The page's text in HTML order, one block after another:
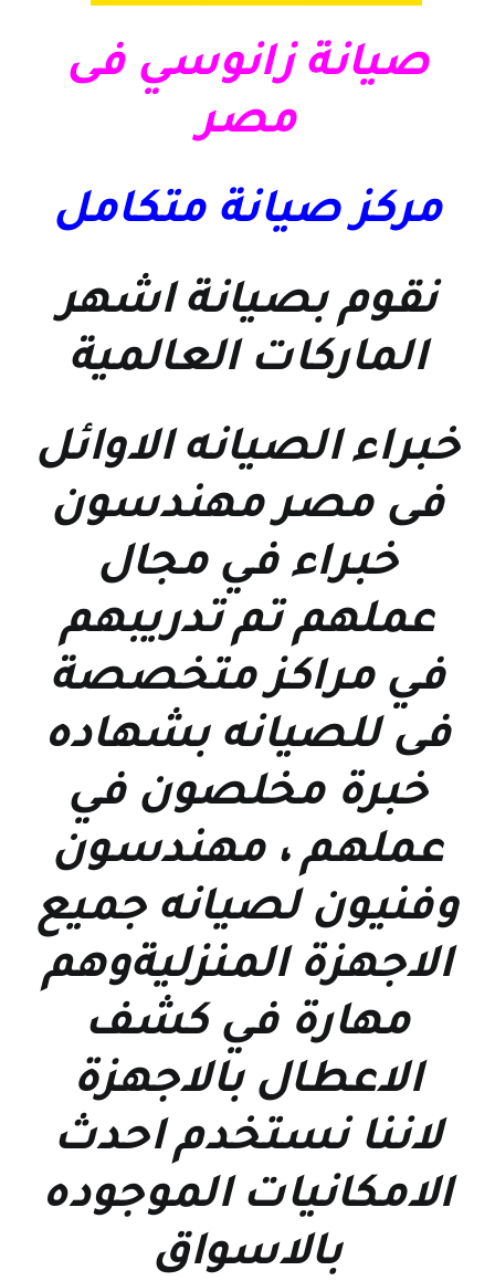
صيانة زانوسي فى
مصر
مركز صيانة متكامل
نقوم بصيانة اشهر
الماركات العالمية
خبراء الصيانه الاوائل
فى مصر مهندسون
خبراء في مجال
عملهم تم تدريبهم
في مراكز متخصصة
فى للصيانه بشهاده
خبرة مخلصون في
عملهم ، مهندسون
وفنيون لصيانه جميع
الاجهزة المنزليةوهم
مهارة في كشف
الاعطال بالاجهزة
لاننا نستخدم احدث
الامكانيات الموجوده
بالاسواق